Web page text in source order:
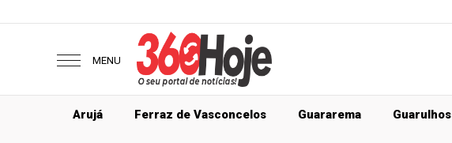
MENU
Arujá Ferraz de Vasconcelos Guararema Guarulhos